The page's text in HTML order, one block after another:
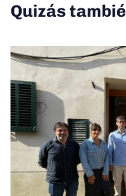
i
l
e
t
c
l
e
Quizás